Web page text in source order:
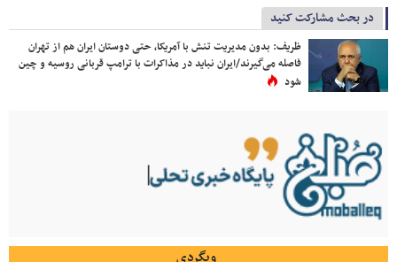
در بحث مشارکت کنید
ظریف: بدون مدیریت تنش با آمریکا، حتی دوستان ایران هم از تهران
فاصله می‌گیرند/ایران نباید در مذاکرات با ترامپ قربانی روسیه و چین
شود
وبگردی